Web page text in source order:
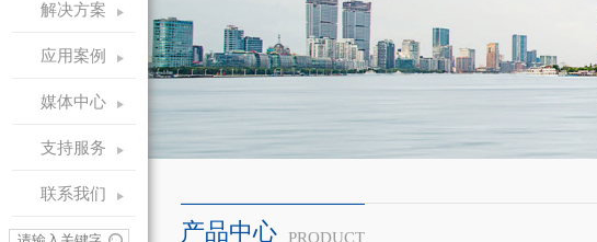
解决方案
应用案例
媒体中心
支持服务
联系我们
产品中心 PRODUCT